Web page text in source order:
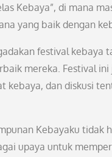
Kebaya”, di mana
yang baik dengan
festival kebaya
mereka. Festival
dan diskusi
Kebayaku tidak
upaya untuk